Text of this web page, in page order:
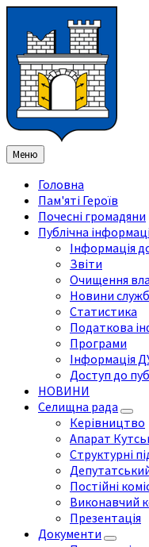
змісту
ліву
бічну
панель
праву
бічну
панель
нижнього
колонтитула
Меню
Головна
Пам'яті Героїв
Почесні громадяни
Публічна
Інформація
Звіти
Очищення
Новини
Статистика
Податкова
Програми
Інформація
Доступ до
НОВИНИ
Селищна рада
Керівництво
Апарат
Структурні
Постійні
Виконавчий
Презентація
Документи